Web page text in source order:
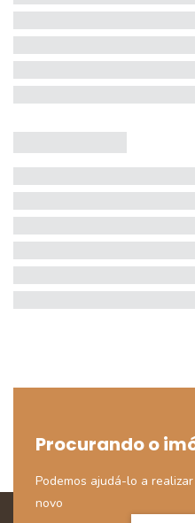
Procurando o
Podemos ajudá-lo a
novo